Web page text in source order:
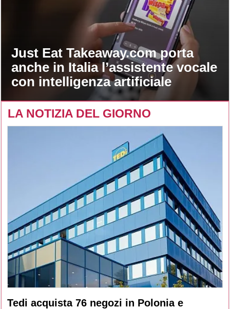
Just Eat Takeaway.com porta
anche in Italia l’assistente vocale
con intelligenza artificiale
LA NOTIZIA DEL GIORNO
Tedi acquista 76 negozi in Polonia e